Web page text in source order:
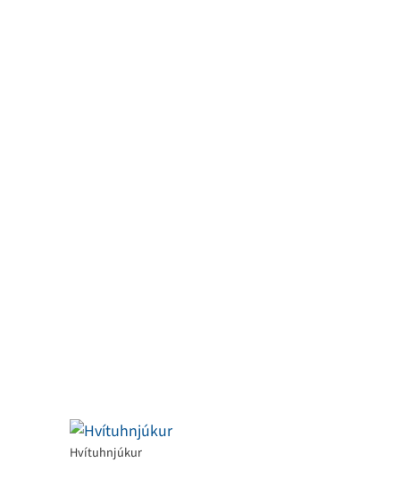
Hvítuhnjúkur